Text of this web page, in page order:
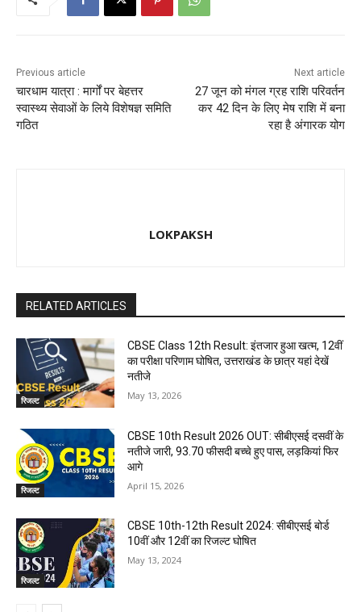
Previous article
चारधाम यात्रा : मार्गों पर बेहत्तर
स्वास्थ्य सेवाओं के लिये विशेषज्ञ समिति
गठित
Next article
27 जून को मंगल ग्रह राशि परिवर्तन
कर 42 दिन के लिए मेष राशि में बना
रहा है अंगारक योग
LOKPAKSH
RELATED ARTICLES
रिजल्ट
CBSE Class 12th Result: इंतजार हुआ खत्म, 12वीं
का परीक्षा परिणाम घोषित, उत्तराखंड के छात्र यहां देखें
नतीजे
May 13, 2026
रिजल्ट
CBSE 10th Result 2026 OUT: सीबीएसई दसवीं के
नतीजे जारी, 93.70 फीसदी बच्चे हुए पास, लड़कियां फिर
आगे
April 15, 2026
रिजल्ट
CBSE 10th-12th Result 2024: सीबीएसई बोर्ड
10वीं और 12वीं का रिजल्ट घोषित
May 13, 2024